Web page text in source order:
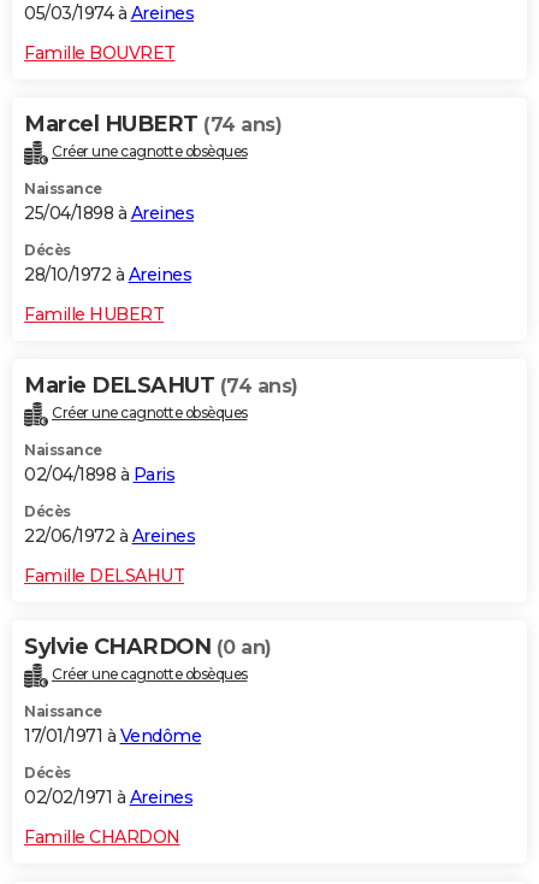
05/03/1974 à Areines
Famille BOUVRET
Marcel HUBERT (74 ans)
Créer une cagnotte obsèques
Naissance
25/04/1898 à Areines
Décès
28/10/1972 à Areines
Famille HUBERT
Marie DELSAHUT (74 ans)
Créer une cagnotte obsèques
Naissance
02/04/1898 à Paris
Décès
22/06/1972 à Areines
Famille DELSAHUT
Sylvie CHARDON (0 an)
Créer une cagnotte obsèques
Naissance
17/01/1971 à Vendôme
Décès
02/02/1971 à Areines
Famille CHARDON